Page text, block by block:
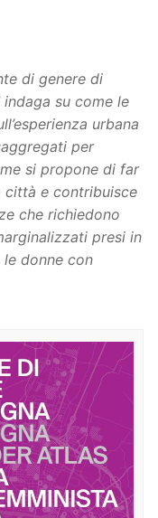
di genere di
su come le
urbana
per
si propone di far
città e contribuisce
che richiedono
presi in
le donne con